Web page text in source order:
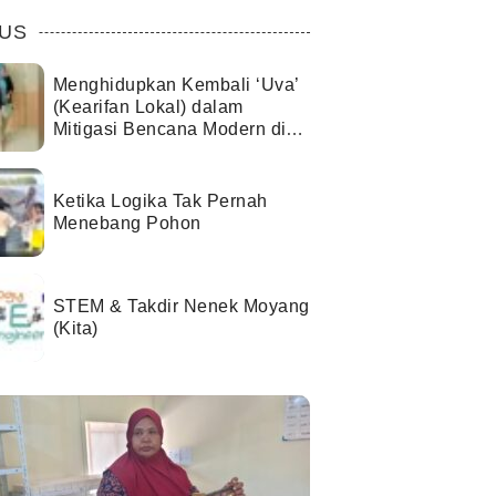
Menghidupkan Kembali ‘Uva’
(Kearifan Lokal) dalam
Mitigasi Bencana Modern di
Ketika Logika Tak Pernah
Menebang Pohon
STEM & Takdir Nenek Moyang
(Kita)